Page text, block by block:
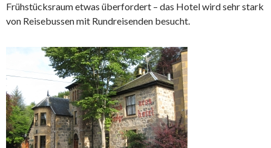
Frühstücksraum etwas überfordert – das Hotel wird sehr stark
von Reisebussen mit Rundreisenden besucht.